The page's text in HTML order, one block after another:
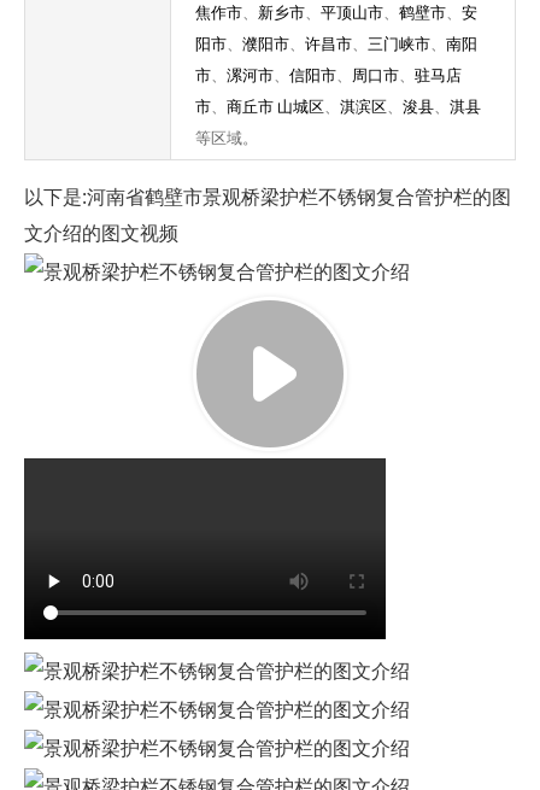
焦作市、 新乡市、 平顶山市、 鹤壁市、 安
阳市、 濮阳市、 许昌市、 三门峡市、 南阳
市、 漯河市、 信阳市、 周口市、 驻马店
市、 商丘市 山城区、 淇滨区、 浚县、 淇县
等区域。
以下是:河南省鹤壁市景观桥梁护栏不锈钢复合管护栏的图
文介绍的图文视频